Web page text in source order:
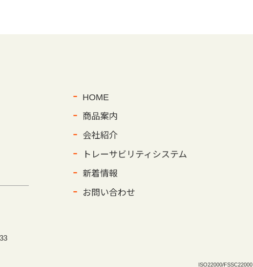
HOME
商品案内
会社紹介
トレーサビリティシステム
新着情報
お問い合わせ
ISO22000/FSSC22000